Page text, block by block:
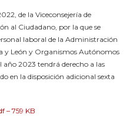
de la Viceconsejería de
al Ciudadano, por la que se
laboral de la Administración
y León y Organismos Autónomos
año 2023 tendrá derecho a las
en la disposición adicional sexta
– 759 KB